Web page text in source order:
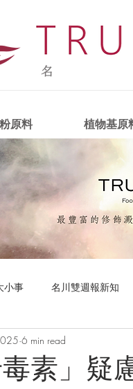
原料 植物基原
小事 名川雙週報新知
素」疑
6 min read